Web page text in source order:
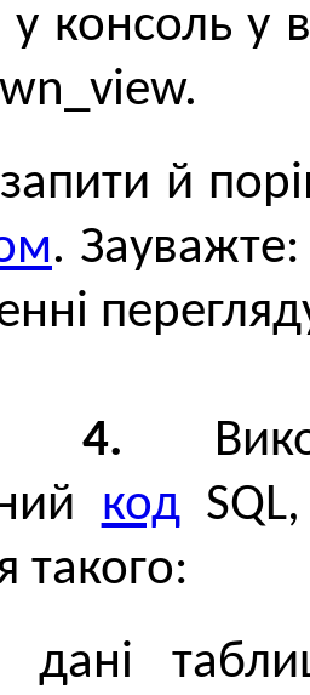
у консоль у
й
.
4.
кодSQL,
такого:
дані